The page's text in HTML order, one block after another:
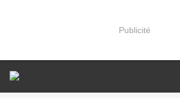
Publicité